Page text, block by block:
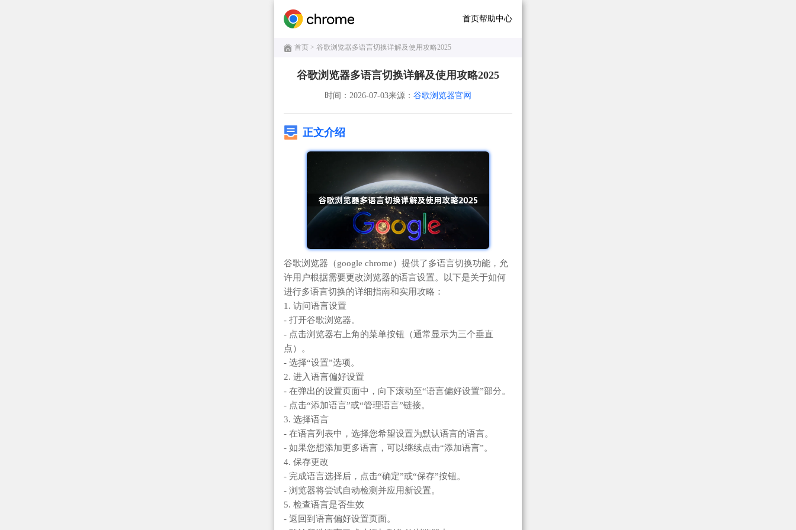
首页帮助中心
首页 > 谷歌浏览器多语言切换详解及使用攻略2025
谷歌浏览器多语言切换详解及使用攻略2025
时间：2026-07-03来源： 谷歌浏览器官网
正文介绍
谷歌浏览器（google chrome）提供了多语言切换功能，允
许用户根据需要更改浏览器的语言设置。以下是关于如何
进行多语言切换的详细指南和实用攻略：
1. 访问语言设置
- 打开谷歌浏览器。
- 点击浏览器右上角的菜单按钮（通常显示为三个垂直
点）。
- 选择“设置”选项。
2. 进入语言偏好设置
- 在弹出的设置页面中，向下滚动至“语言偏好设置”部分。
- 点击“添加语言”或“管理语言”链接。
3. 选择语言
- 在语言列表中，选择您希望设置为默认语言的语言。
- 如果您想添加更多语言，可以继续点击“添加语言”。
4. 保存更改
- 完成语言选择后，点击“确定”或“保存”按钮。
- 浏览器将尝试自动检测并应用新设置。
5. 检查语言是否生效
- 返回到语言偏好设置页面。